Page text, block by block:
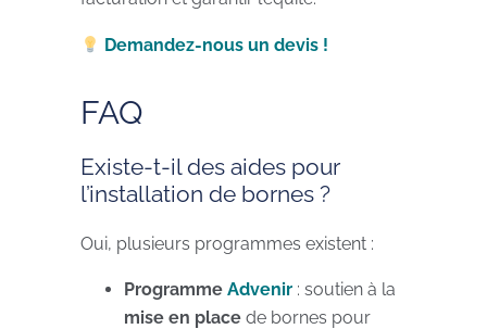
Demandez-nous un devis !
FAQ
Existe-t-il des aides pour
l’installation de bornes ?
Oui, plusieurs programmes existent :
Programme Advenir : soutien à la
mise en place de bornes pour